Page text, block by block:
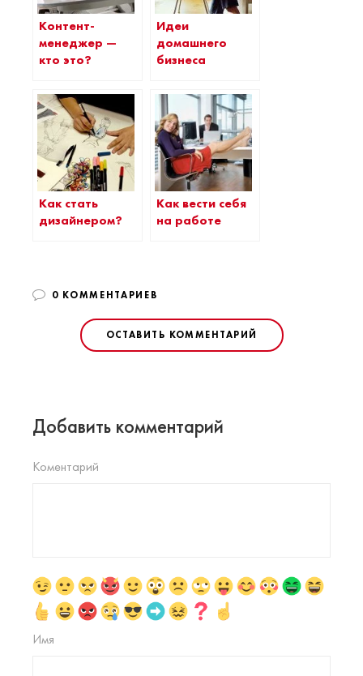
Контент-
менеджер —
кто это?
Идеи
домашнего
бизнеса
Как стать
дизайнером?
Как вести себя
на работе
0 КОММЕНТАРИЕВ
ОСТАВИТЬ КОММЕНТАРИЙ
Добавить комментарий
Коментарий
Имя